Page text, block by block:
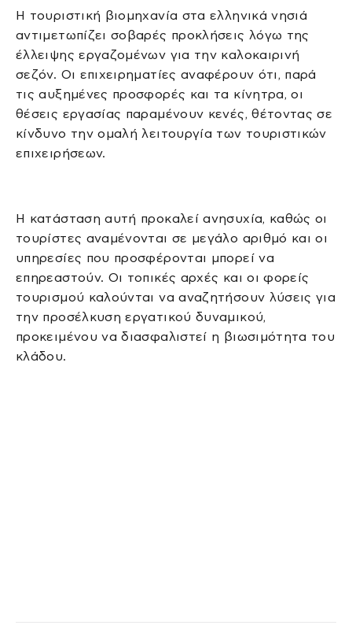
Η τουριστική βιομηχανία στα ελληνικά νησιά
αντιμετωπίζει σοβαρές προκλήσεις λόγω της
έλλειψης εργαζομένων για την καλοκαιρινή
σεζόν. Οι επιχειρηματίες αναφέρουν ότι, παρά
τις αυξημένες προσφορές και τα κίνητρα, οι
θέσεις εργασίας παραμένουν κενές, θέτοντας σε
κίνδυνο την ομαλή λειτουργία των τουριστικών
επιχειρήσεων.
Η κατάσταση αυτή προκαλεί ανησυχία, καθώς οι
τουρίστες αναμένονται σε μεγάλο αριθμό και οι
υπηρεσίες που προσφέρονται μπορεί να
επηρεαστούν. Οι τοπικές αρχές και οι φορείς
τουρισμού καλούνται να αναζητήσουν λύσεις για
την προσέλκυση εργατικού δυναμικού,
προκειμένου να διασφαλιστεί η βιωσιμότητα του
κλάδου.